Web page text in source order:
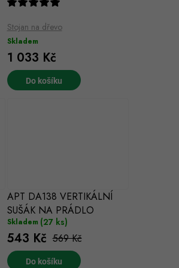
Stojan na dřevo
Skladem
1 033 Kč
Do košíku
APT DA138 VERTIKÁLNÍ
SUŠÁK NA PRÁDLO
Skladem (27 ks)
543 Kč 569 Kč
Do košíku